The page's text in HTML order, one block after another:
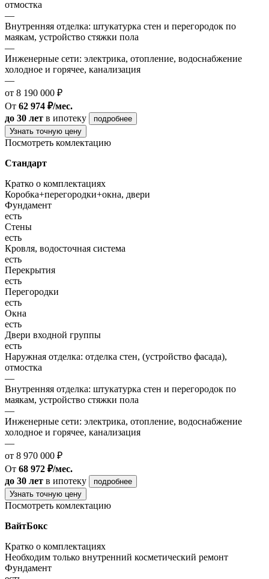
отмостка
—
Внутренняя отделка: штукатурка стен и перегородок по
маякам, устройство стяжки пола
—
Инженерные сети: электрика, отопление, водоснабжение
холодное и горячее, канализация
—
от 8 190 000 ₽
От 62 974 ₽/мес.
до 30 лет в ипотеку
подробнее
Узнать точную цену
Посмотреть комлектацию
Стандарт
Кратко о комплектациях
Коробка+перегородки+окна, двери
Фундамент
есть
Стены
есть
Кровля, водосточная система
есть
Перекрытия
есть
Перегородки
есть
Окна
есть
Двери входной группы
есть
Наружная отделка: отделка стен, (устройство фасада),
отмостка
—
Внутренняя отделка: штукатурка стен и перегородок по
маякам, устройство стяжки пола
—
Инженерные сети: электрика, отопление, водоснабжение
холодное и горячее, канализация
—
от 8 970 000 ₽
От 68 972 ₽/мес.
до 30 лет в ипотеку
подробнее
Узнать точную цену
Посмотреть комлектацию
ВайтБокс
Кратко о комплектациях
Необходим только внутренний косметический ремонт
Фундамент